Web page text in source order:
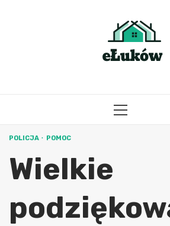
PRIMARY
POLICJA POMOC
Wielkie